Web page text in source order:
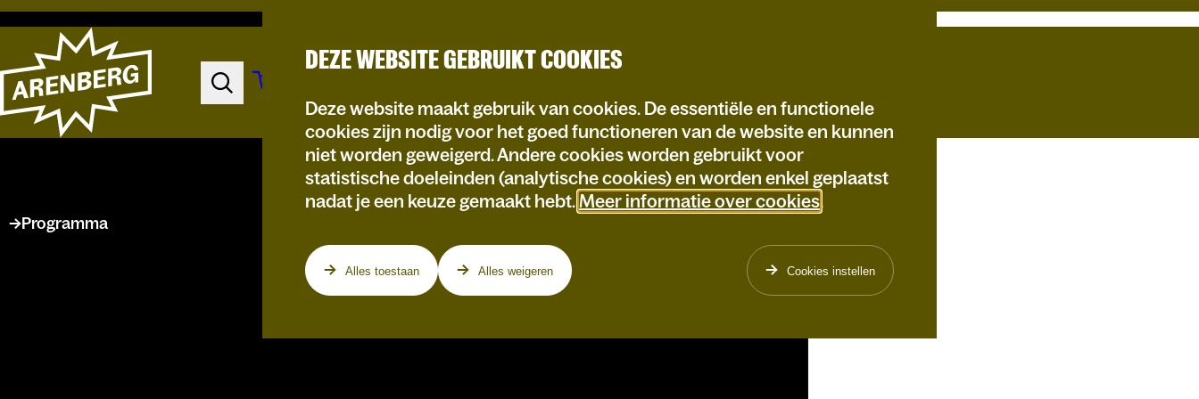
DEZE WEBSITE GEBRUIKT COOKIES
Deze website maakt gebruik van cookies. De essentiële en functionele
cookies zijn nodig voor het goed functioneren van de website en kunnen
niet worden geweigerd. Andere cookies worden gebruikt voor
statistische doeleinden (analytische cookies) en worden enkel geplaatst
nadat je een keuze gemaakt hebt.Meer informatie over cookies.
Alles toestaan Alles weigeren Cookies instellen
Programma